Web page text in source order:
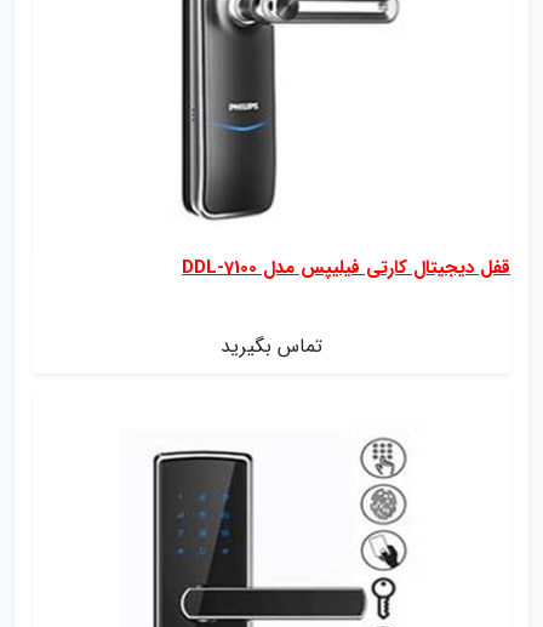
قفل دیجیتال کارتی فیلیپس مدل DDL-7100
تماس بگیرید